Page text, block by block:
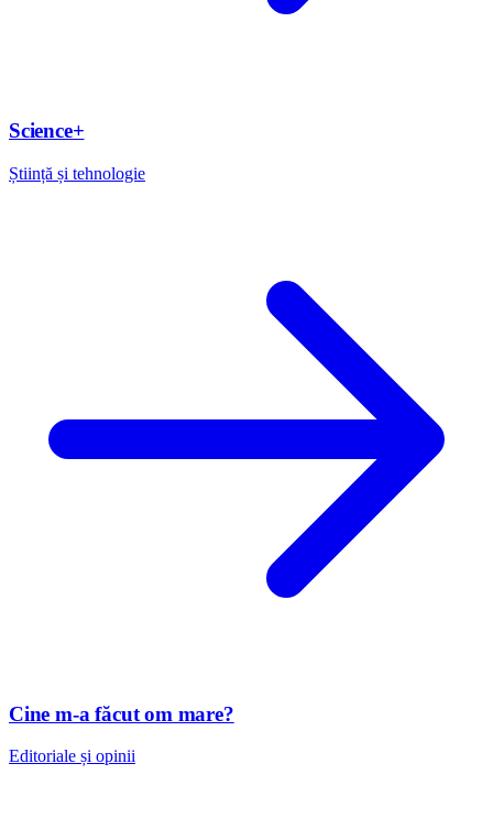
Science+
Știință și tehnologie
Cine m-a făcut om mare?
Editoriale și opinii